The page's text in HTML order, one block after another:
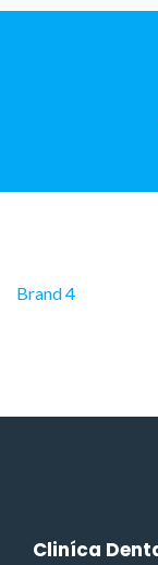
Brand 4
Cliníca